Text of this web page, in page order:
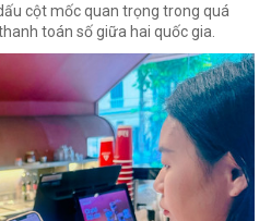
cột mốc quan trọng trong quá
toán số giữa hai quốc gia.